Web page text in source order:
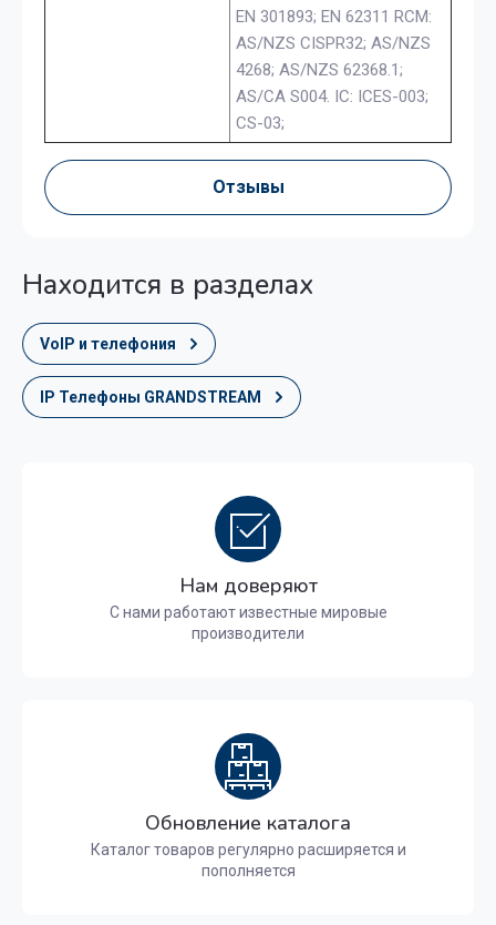
EN 301893; EN 62311 RCM:
AS/NZS CISPR32; AS/NZS
4268; AS/NZS 62368.1;
AS/CA S004. IC: ICES-003;
CS-03;
Отзывы
Находится в разделах
VoIP и телефония
IP Телефоны GRANDSTREAM
Нам доверяют
С нами работают известные мировые
производители
Обновление каталога
Каталог товаров регулярно расширяется и
пополняется